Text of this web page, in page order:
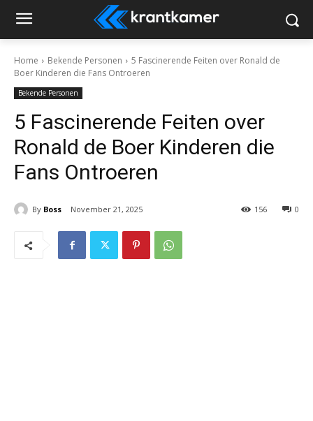
Home Bekende Personen
5 Fascinerende Feiten over Ronald de
Boer Kinderen die Fans Ontroeren
Bekende Personen
5 Fascinerende Feiten over
Ronald de Boer Kinderen die
Fans Ontroeren
By Boss November 21, 2025 0
156